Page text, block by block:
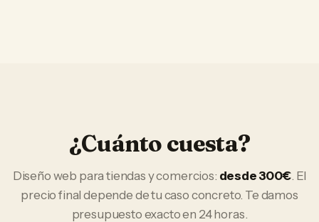
¿Cuánto cuesta?
Diseño web paratiendas y comercios: desde 300€. El
precio final depende de tu caso concreto. Te damos
presupuesto exacto en 24 horas.